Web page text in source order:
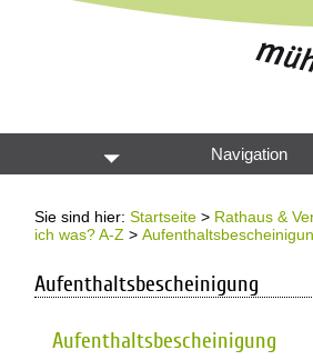
Navigation
Sie sind hier:Startseite > Rathaus &
ich was? A-Z >
Aufenthaltsbescheinigung
Aufenthaltsbescheinigung